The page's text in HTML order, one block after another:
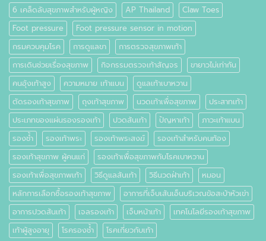
6 เคล็ดลับสุขภาพสำหรับผู้หญิง AP Thailand
Claw Toes
Foot pressure
Foot pressure sensor in motion
กรมควบคุมโรค
การดูแลขา
การตรวจสุขภาพเท้า
การเดินช่วยเรื่องสุขภาพ
กิจกรรมตรวจเท้าสัญจร
ขายาวไม่เท่ากัน
คนอุ้งเท้าสูง
ความหมาย เท้าแบน
ดูแลเท้าเบาหวาน
ตัดรองเท้าสุขภาพ
ถุงเท้าสุขภาพ นวดเท้าเพื่อสุขภาพ
ประสาทเท้า
ประเภทของแผ่นรองรองเท้า
ปวดส้นเท้า ปัญหาเท้า
ภาวะเท้าแบน
รองช้ำ
รองเท้าพระ รองเท้าพระสงฆ์
รองเท้าสำหรับคนท้อง
รองเท้าสุขภาพ ผู้คนแก่
รองเท้าเพื่อสุขภาพกับโรคเบาหวาน
รองเท้าเพื่อสุขภาพเท้า
วิธีดูแลส้นเท้า วิธีนวดฝ่าเท้า
หมอน
หลักการเลือกซื้อรองเท้าสุขภาพ
อาการที่เจ็บเส้นเอ็นบริเวณข้อสะบ้าหัวเข่า
อาการปวดส้นเท้า
เจลรองเท้า เจ็บหน้าเท้า
เทคโนโลยีรองเท้าสุขภาพ
เท้าผู้สูงอายุ
โรครองช้ำ โรคเกี่ยวกับเท้า